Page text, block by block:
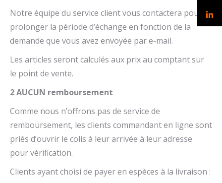
Notre équipe du service client vous contactera pour
prolonger la période d’échange en fonction de la
demande que vous avez envoyée par e-mail.
Les articles seront calculés aux prix au comptant sur
le point de vente.
2 AUCUN remboursement
Comme nous n’offrons pas de service de
remboursement, les clients commandant en ligne sont
priés d’ouvrir le colis à leur arrivée à leur adresse
pour vérification.
Clients ayant choisi de payer en espèces à la livraison :